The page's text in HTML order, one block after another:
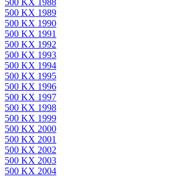
500 KX 1988
500 KX 1989
500 KX 1990
500 KX 1991
500 KX 1992
500 KX 1993
500 KX 1994
500 KX 1995
500 KX 1996
500 KX 1997
500 KX 1998
500 KX 1999
500 KX 2000
500 KX 2001
500 KX 2002
500 KX 2003
500 KX 2004